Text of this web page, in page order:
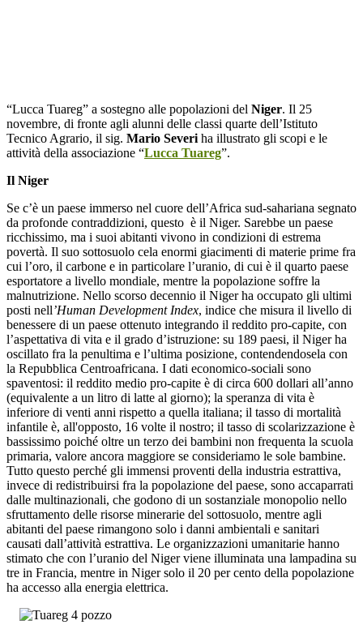
“Lucca Tuareg” a sostegno alle popolazioni del Niger. Il 25
novembre, di fronte agli alunni delle classi quarte dell’Istituto
Tecnico Agrario, il sig. Mario Severi ha illustrato gli scopi e le
attività della associazione “Lucca Tuareg”.
Il Niger
Se c’è un paese immerso nel cuore dell’Africa sud-sahariana segnato
da profonde contraddizioni, questo è il Niger. Sarebbe un paese
ricchissimo, ma i suoi abitanti vivono in condizioni di estrema
povertà. Il suo sottosuolo cela enormi giacimenti di materie prime fra
cui l’oro, il carbone e in particolare l’uranio, di cui è il quarto paese
esportatore a livello mondiale, mentre la popolazione soffre la
malnutrizione. Nello scorso decennio il Niger ha occupato gli ultimi
posti nell’Human Development Index, indice che misura il livello di
benessere di un paese ottenuto integrando il reddito pro-capite, con
l’aspettativa di vita e il grado d’istruzione: su 189 paesi, il Niger ha
oscillato fra la penultima e l’ultima posizione, contendendosela con
la Repubblica Centroafricana. I dati economico-sociali sono
spaventosi: il reddito medio pro-capite è di circa 600 dollari all’anno
(equivalente a un litro di latte al giorno); la speranza di vita è
inferiore di venti anni rispetto a quella italiana; il tasso di mortalità
infantile è, all'opposto, 16 volte il nostro; il tasso di scolarizzazione è
bassissimo poiché oltre un terzo dei bambini non frequenta la scuola
primaria, valore ancora maggiore se consideriamo le sole bambine.
Tutto questo perché gli immensi proventi della industria estrattiva,
invece di redistribuirsi fra la popolazione del paese, sono accaparrati
dalle multinazionali, che godono di un sostanziale monopolio nello
sfruttamento delle risorse minerarie del sottosuolo, mentre agli
abitanti del paese rimangono solo i danni ambientali e sanitari
causati dall’attività estrattiva. Le organizzazioni umanitarie hanno
stimato che con l’uranio del Niger viene illuminata una lampadina su
tre in Francia, mentre in Niger solo il 20 per cento della popolazione
ha accesso alla energia elettrica.